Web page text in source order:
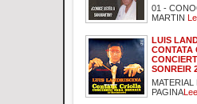
01 -
MARTIN
LUIS
CONTATA
SONREIR
MATERIAL
PAGINA